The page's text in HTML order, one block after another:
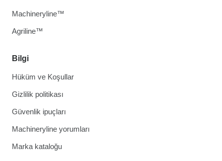
Bilgi
Hüküm ve Koşullar
Gizlilik politikası
Güvenlik ipuçları
Machineryline yorumları
Marka kataloğu
Machineryline™
Agriline™